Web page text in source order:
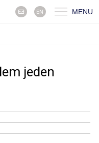
EN MENU
jeden